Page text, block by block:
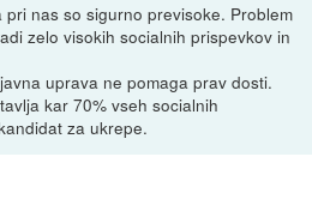
nas so sigurno previsoke. Problem
zelo visokih socialnih prispevkov in
uprava ne pomaga prav dosti.
kar 70% vseh socialnih
za ukrepe.